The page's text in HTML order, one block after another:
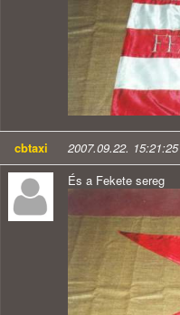
cbtaxi 2007.09.22. 15:21:25
És a Fekete sereg